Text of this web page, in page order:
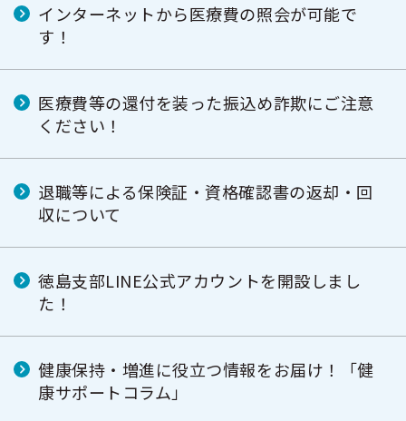
インターネットから医療費の照会が可能で
す！
医療費等の還付を装った振込め詐欺にご注意
ください！
退職等による保険証・資格確認書の返却・回
収について
徳島支部LINE公式アカウントを開設しまし
た！
健康保持・増進に役立つ情報をお届け！「健
康サポートコラム」